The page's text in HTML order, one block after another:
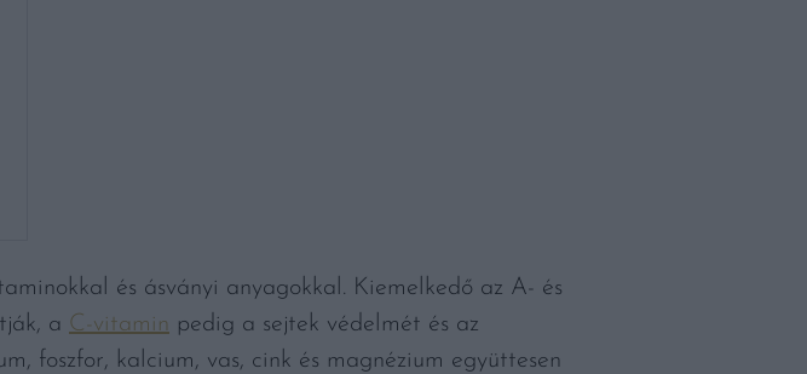
és ásványi anyagokkal. Kiemelkedő az A- és
a C-vitamin pedig a sejtek védelmét és az
foszfor, kalcium, vas, cink és magnézium együttesen